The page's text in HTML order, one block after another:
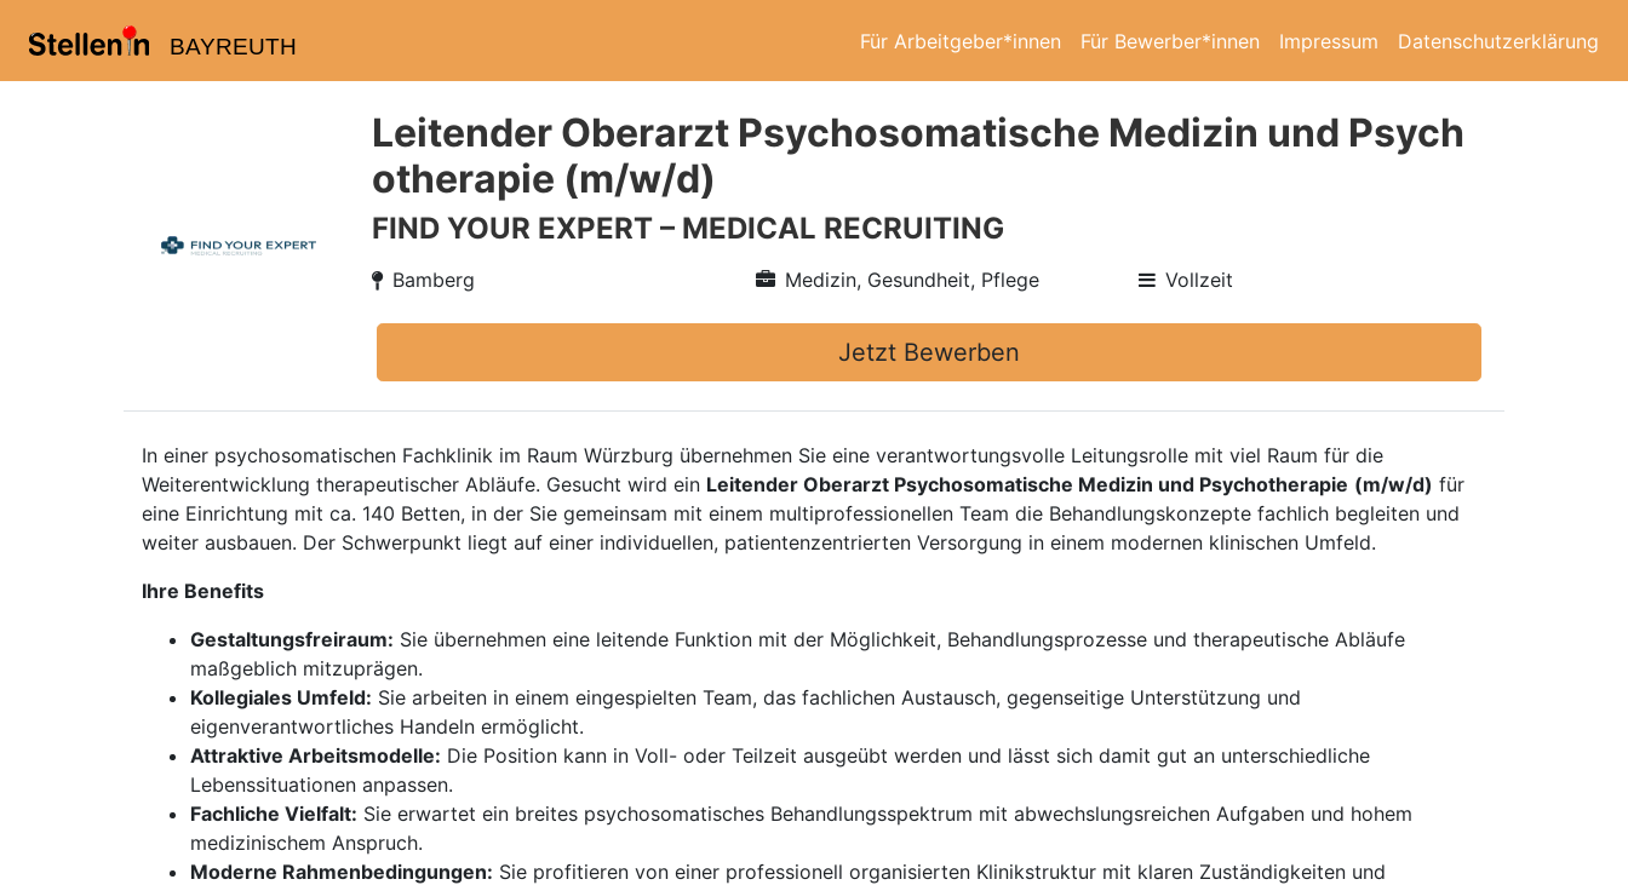
BAYREUTH Für Arbeitgeber*innen Für Bewerber*innen Impressum Datenschutzerklärung
Leitender Oberarzt Psychosomatische Medizin und Psych
otherapie (m/w/d)
FIND YOUR EXPERT – MEDICAL RECRUITING
Bamberg Medizin, Gesundheit, Pflege Vollzeit
Jetzt Bewerben
In einer psychosomatischen Fachklinik im Raum Würzburg übernehmen Sie eine verantwortungsvolle Leitungsrolle mit viel Raum für die
Weiterentwicklung therapeutischer Abläufe. Gesucht wird ein Leitender Oberarzt Psychosomatische Medizin und Psychotherapie (m/w/d) für
eine Einrichtung mit ca. 140 Betten, in der Sie gemeinsam mit einem multiprofessionellen Team die Behandlungskonzepte fachlich begleiten und
weiter ausbauen. Der Schwerpunkt liegt auf einer individuellen, patientenzentrierten Versorgung in einem modernen klinischen Umfeld.
Ihre Benefits
Gestaltungsfreiraum: Sie übernehmen eine leitende Funktion mit der Möglichkeit, Behandlungsprozesse und therapeutische Abläufe
maßgeblich mitzuprägen.
Kollegiales Umfeld: Sie arbeiten in einem eingespielten Team, das fachlichen Austausch, gegenseitige Unterstützung und
eigenverantwortliches Handeln ermöglicht.
Attraktive Arbeitsmodelle: Die Position kann in Voll- oder Teilzeit ausgeübt werden und lässt sich damit gut an unterschiedliche
Lebenssituationen anpassen.
Fachliche Vielfalt: Sie erwartet ein breites psychosomatisches Behandlungsspektrum mit abwechslungsreichen Aufgaben und hohem
medizinischem Anspruch.
Moderne Rahmenbedingungen: Sie profitieren von einer professionell organisierten Klinikstruktur mit klaren Zuständigkeiten und